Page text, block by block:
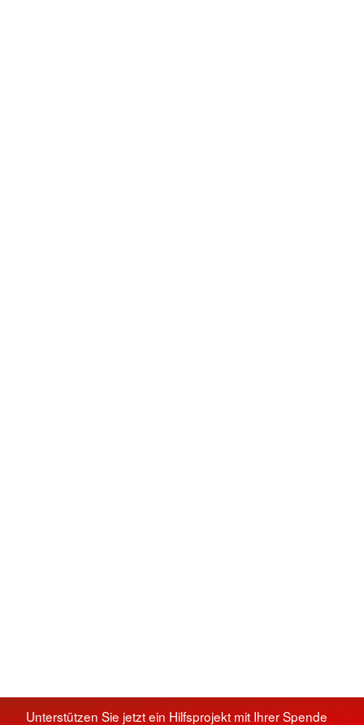
Unterstützen Sie jetzt ein Hilfsprojekt mit Ihrer Spende